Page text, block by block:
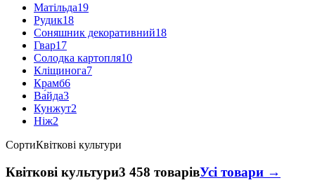
Матільда19
Рудик18
Соняшник декоративний18
Гвар17
Солодка картопля10
Кліщинога7
Крамб6
Ва́йда3
Кунжут2
Ніж2
СортиКвіткові культури
Квіткові культури3 458 товарівУсі товари →